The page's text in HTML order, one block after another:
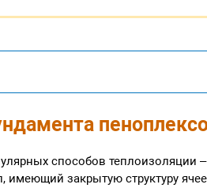
способов
закрытую структуру